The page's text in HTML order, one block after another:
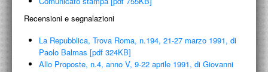
Recensioni e segnalazioni
La Repubblica, Trova Roma, n.194, 21-27 marzo 1991, di
Paolo Balmas [pdf 324KB]
Allo Proposte, n.4, anno V, 9-22 aprile 1991, di Giovanni